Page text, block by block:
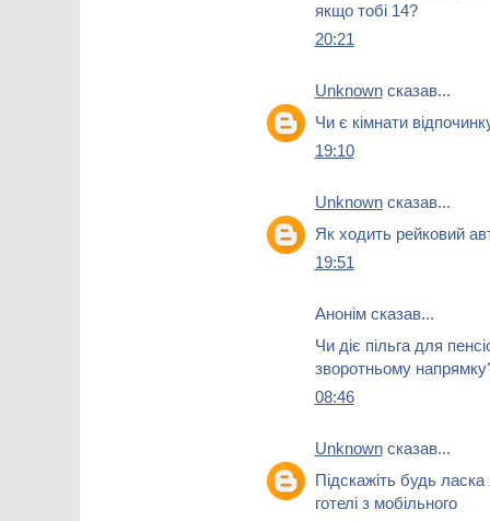
якщо тобі 14?
20:21
Unknownсказав...
Чи є кімнати
19:10
Unknownсказав...
Як ходить рейковий
19:51
Анонім сказав...
Чи діє пільга для
зворотньому
08:46
Unknownсказав...
Підскажіть будь
готелі з мобільного